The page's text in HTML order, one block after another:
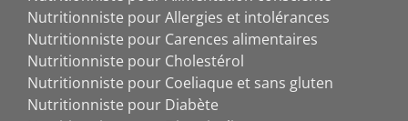
Nutritionniste pour Allergies et intolérances
Nutritionniste pour Carences alimentaires
Nutritionniste pour Cholestérol
Nutritionniste pour Coeliaque et sans gluten
Nutritionniste pour Diabète